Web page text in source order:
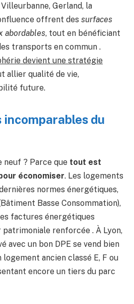
Gerland, la
offrent des surfaces
abordables, tout en bénéficiant
transports en commun .
devient une stratégie
allier qualité de vie,
future.
incomparables du
? Parce que tout est
économiser. Les logements
normes énergétiques,
Basse Consommation),
factures énergétiques
renforcée . À Lyon,
avec un bon DPE se vend bien
logement ancien classé E, F ou
encore un tiers du parc